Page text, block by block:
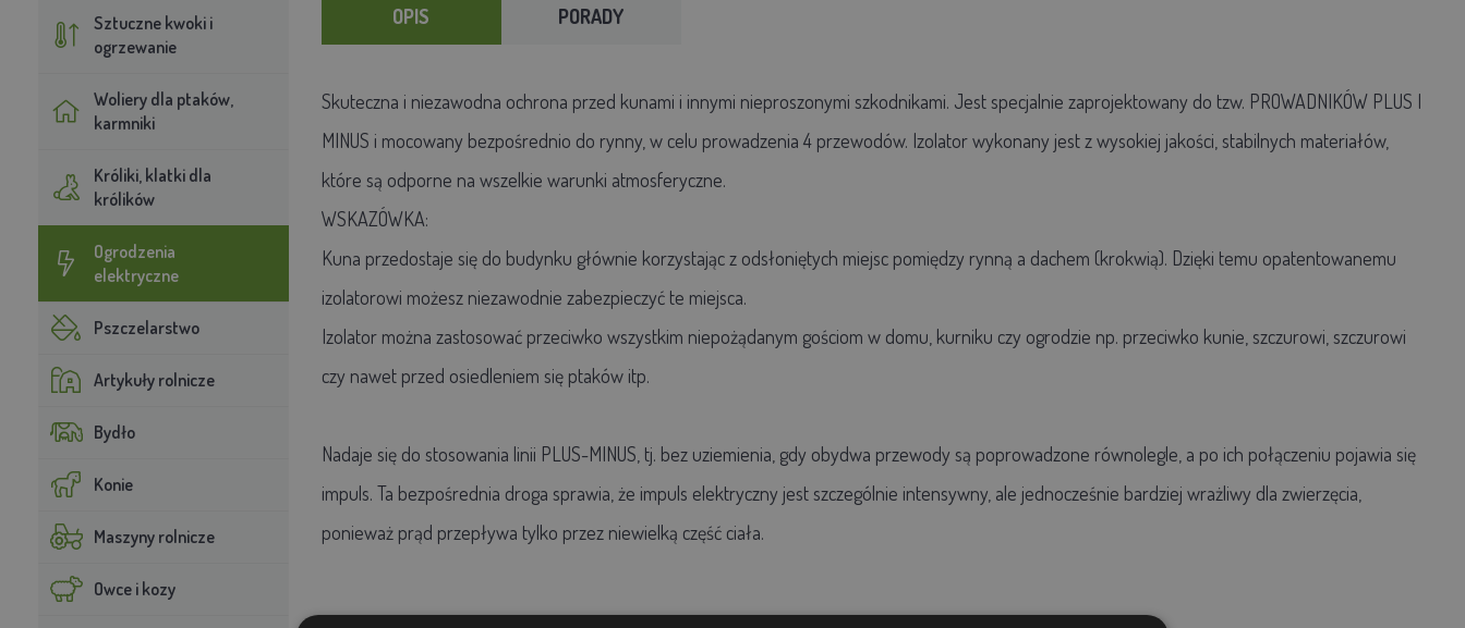
Sztuczne kwoki i
ogrzewanie
Woliery dla ptaków,
karmniki
Króliki, klatki dla
królików
Ogrodzenia
elektryczne
Pszczelarstwo
Artykuły rolnicze
Bydło
Konie
Maszyny rolnicze
Owce i kozy
OPIS PORADY
Skuteczna i niezawodna ochrona przed kunami i innymi nieproszonymi szkodnikami. Jest specjalnie zaprojektowany do tzw. PROWADNIKÓW PLUS I
MINUS i mocowany bezpośrednio do rynny, w celu prowadzenia 4 przewodów. Izolator wykonany jest z wysokiej jakości, stabilnych materiałów,
które są odporne na wszelkie warunki atmosferyczne.
WSKAZÓWKA:
Kuna przedostaje się do budynku głównie korzystając z odsłoniętych miejsc pomiędzy rynną a dachem (krokwią). Dzięki temu opatentowanemu
izolatorowi możesz niezawodnie zabezpieczyć te miejsca.
Izolator można zastosować przeciwko wszystkim niepożądanym gościom w domu, kurniku czy ogrodzie np. przeciwko kunie, szczurowi, szczurowi
czy nawet przed osiedleniem się ptaków itp.
Nadaje się do stosowania linii PLUS-MINUS, tj. bez uziemienia, gdy obydwa przewody są poprowadzone równolegle, a po ich połączeniu pojawia się
impuls. Ta bezpośrednia droga sprawia, że impuls elektryczny jest szczególnie intensywny, ale jednocześnie bardziej wrażliwy dla zwierzęcia,
ponieważ prąd przepływa tylko przez niewielką część ciała.